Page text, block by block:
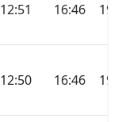
12:51 16:46
12:50 16:46